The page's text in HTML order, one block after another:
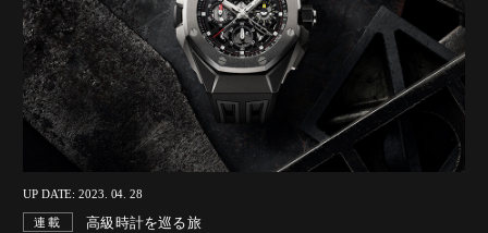
UP DATE: 2023. 04. 28
連載 高級時計を巡る旅